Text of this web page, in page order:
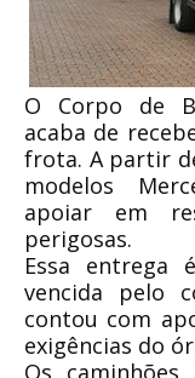
O Corpo de
acaba de
frota. A partir
modelos
apoiar em
perigosas.
Essa entrega
vencida pelo
contou com
exigências do
Os caminhões